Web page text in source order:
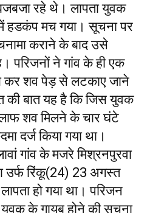
रहे थे। लापता युवक
हडकंप मच गया। सूचना पर
कराने के बाद उसे
परिजनों ने गांव के ही एक
कर शव पेड़ से लटकाए जाने
की बात यह है कि जिस युवक
शव मिलने के चार घंटे
दर्ज किया गया था।
गांव के मजरे मिश्रनपुरवा
उर्फ रिंकू(24) 23 अगस्त
हो गया था। परिजन
के गायब होने की सूचना